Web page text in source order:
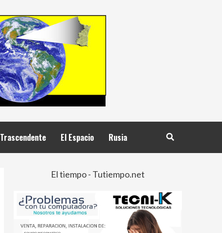
Trascendente El Espacio Rusia
El tiempo - Tutiempo.net